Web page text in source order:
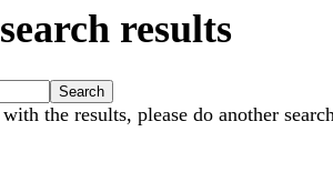
search results
the results, please do another